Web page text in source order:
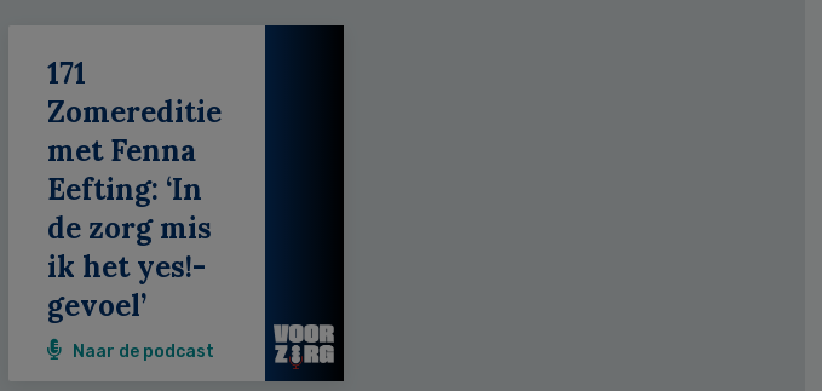
171
Zomereditie
met Fenna
Eefting: ‘In
de zorg mis
ik het yes!-
gevoel’
Naar de podcast